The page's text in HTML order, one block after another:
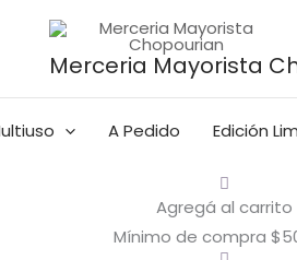
Merceria Mayorista
A Pedido Edición
Agregá al carrito
Mínimo de compra